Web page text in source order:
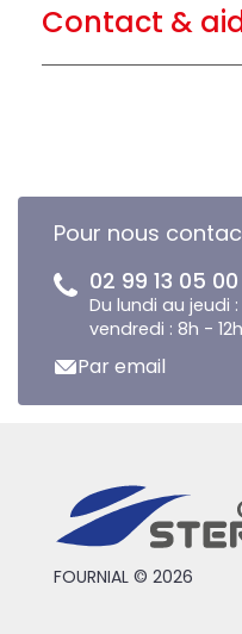
Contact &
Pour nous
02 99 13 05 00
Du lundi au jeudi :
vendredi : 8h -
Par email
FOURNIAL © 2026